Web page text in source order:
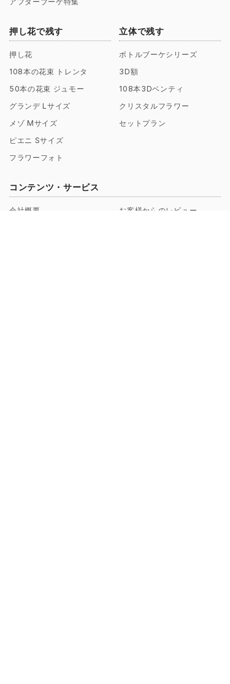
押し花で残す
押し花
108本の花束 トレンタ
50本の花束 ジュモー
グランデ Lサイズ
メゾ Mサイズ
ピエニ Sサイズ
フラワーフォト
立体で残す
ボトルブーケシリーズ
3D額
108本3Dベンティ
クリスタルフラワー
セットプラン
コンテンツ・サービス
会社概要
お客様からのレビュー